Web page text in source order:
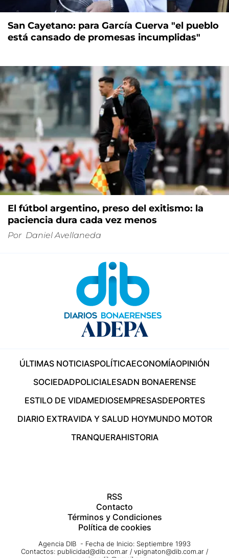
San Cayetano: para García Cuerva "el pueblo
está cansado de promesas incumplidas"
El fútbol argentino, preso del exitismo: la
paciencia dura cada vez menos
Por Daniel Avellaneda
ÚLTIMAS NOTICIASPOLÍTICAECONOMÍAOPINIÓN
SOCIEDADPOLICIALESADN BONAERENSE
ESTILO DE VIDAMEDIOSEMPRESASDEPORTES
DIARIO EXTRAVIDA Y SALUD HOYMUNDO MOTOR
TRANQUERAHISTORIA
RSS
Contacto
Términos y Condiciones
Política de cookies
Agencia DIB - Fecha de Inicio: Septiembre 1993
Contactos: publicidad@dib.com.ar / vpignaton@dib.com.ar /